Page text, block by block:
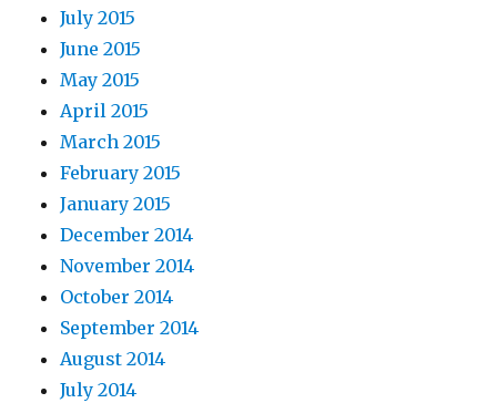
July 2015
June 2015
May 2015
April 2015
March 2015
February 2015
January 2015
December 2014
November 2014
October 2014
September 2014
August 2014
July 2014